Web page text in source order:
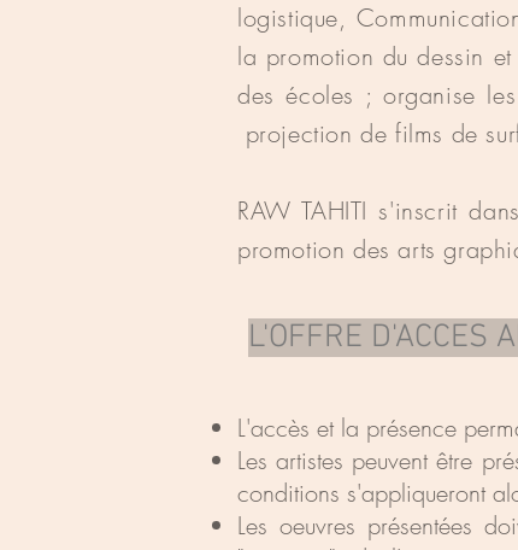
logistique,
la promotion du dessin
des écoles ; organise
projection de films de
RAW TAHITI s'inscrit
promotion des arts
L'OFFRE D'ACCES
L'accès et la présence
Les artistes peuvent être
conditions s'appliqueront
Les oeuvres présentées